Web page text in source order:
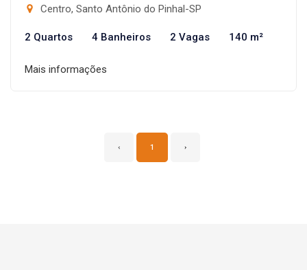
Centro, Santo Antônio do Pinhal-SP
2 Quartos 4 Banheiros 2 Vagas 140 m²
Mais informações
‹ 1 ›